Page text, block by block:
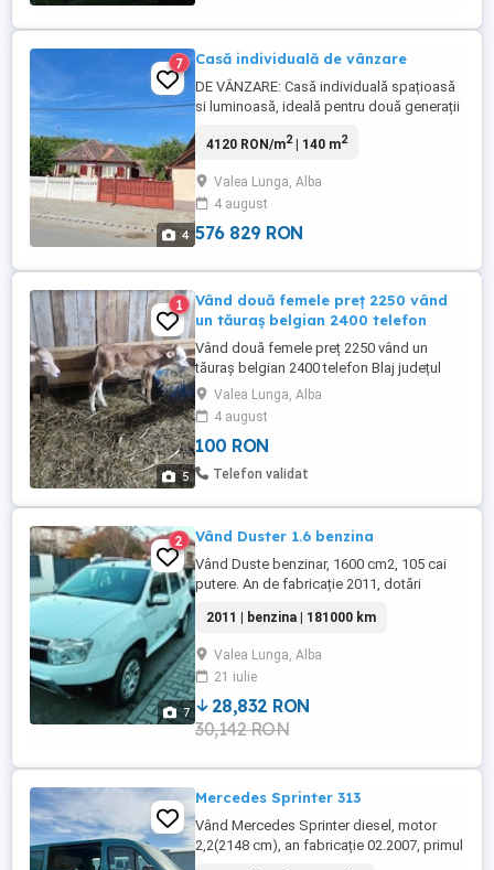
4
7 Casă individuală de vânzare
DE VÂNZARE: Casă individuală spațioasă
si luminoasă, ideală pentru două generații
situată în com. Valea Lungă, Jud. Alba, la
14B - pe traseul Via Transilvanica .
Suprafața utilă: 140 mp. Conține: hol mare,
living și ...
4120 RON/m2| 140 m2
Valea Lunga, Alba
4 august
576 829 RON
5
1
Vând două femele preț 2250 vând
un tăuraș belgian 2400 telefon
Vând două femele preț 2250 vând un
tăuraș belgian 2400 telefon Blaj județul
AlbaValea Lunga, Alba
4 august
100 RON
Telefon validat
7
2 Vând Duster 1.6 benzina
Vând Duste benzinar, 1600 cm2, 105 cai
putere. An de fabricație 2011, dotări
de funcționare. Valea Lungă, jud Alba.
2011 | benzina | 181000 km
Valea Lunga, Alba
21 iulie
28,832 RON
30,142 RON
Mercedes Sprinter 313
Vând Mercedes Sprinter diesel, motor
2,2(2148 cm), an fabricație 02.2007, primul